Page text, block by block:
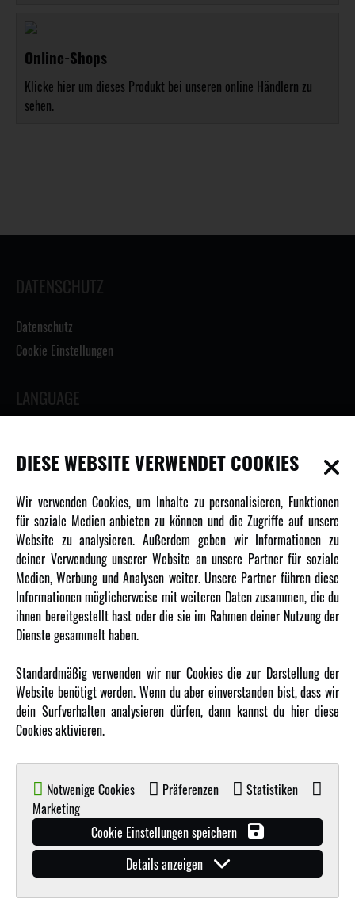
Online-Shops
Klicke hier um dieses Produkt bei unseren online Händlern zu
sehen.
DATENSCHUTZ
Datenschutz
Cookie Einstellungen
LANGUAGE
INFORMATIONEN
Newsletter
Über uns
Karriere
Amewi Kataloge
AMXRacing - Qualitäts RC-Zubehör
Amewi Construction - Nutzfahrzeuge
Amewi B2B-Shop
DIESE WEBSITE VERWENDET COOKIES
Wir verwenden Cookies, um Inhalte zu personalisieren, Funktionen
für soziale Medien anbieten zu können und die Zugriffe auf unsere
Website zu analysieren. Außerdem geben wir Informationen zu
deiner Verwendung unserer Website an unsere Partner für soziale
Medien, Werbung und Analysen weiter. Unsere Partner führen diese
Informationen möglicherweise mit weiteren Daten zusammen, die du
ihnen bereitgestellt hast oder die sie im Rahmen deiner Nutzung der
Dienste gesammelt haben.
Standardmäßig verwenden wir nur Cookies die zur Darstellung der
Website benötigt werden. Wenn du aber einverstanden bist, dass wir
dein Surfverhalten analysieren dürfen, dann kannst du hier diese
Cookies aktivieren.
Notwenige Cookies Präferenzen
Statistiken
Marketing
Cookie Einstellungen speichern
Details anzeigen